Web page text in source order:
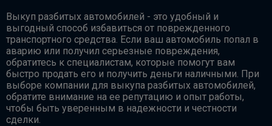
Выкуп разбитых автомобилей - это удобный и
выгодный способ избавиться от поврежденного
транспортного средства. Если ваш автомобиль попал в
аварию или получил серьезные повреждения,
обратитесь к специалистам, которые помогут вам
быстро продать его и получить деньги наличными. При
выборе компании для выкупа разбитых автомобилей,
обратите внимание на ее репутацию и опыт работы,
чтобы быть уверенным в надежности и честности
сделки.